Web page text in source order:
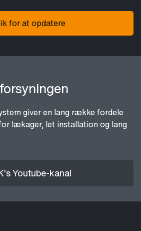
for at opdatere
giver en lang række fordele
lækager, let installation og lang
Youtube-kanal